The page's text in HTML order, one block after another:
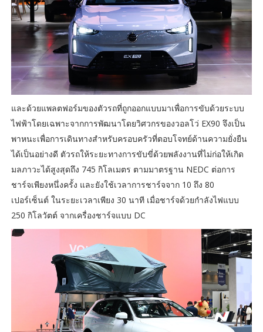
และด้วยแพลตฟอร์มของตัวรถที่ถูกออกแบบมาเพื่อการขับด้วยระบบ
ไฟฟ้าโดยเฉพาะจากการพัฒนาโดยวิศวกรของวอลโว่ EX90 จึงเป็น
พาหนะเพื่อการเดินทางสำหรับครอบครัวที่ตอบโจทย์ด้านความยั่งยืน
ได้เป็นอย่างดี ตัวรถให้ระยะทางการขับขี่ด้วยพลังงานที่ไม่ก่อให้เกิด
มลภาวะได้สูงสุดถึง 745 กิโลเมตร ตามมาตรฐาน NEDC ต่อการ
ชาร์จเพียงหนึ่งครั้ง และยังใช้เวลาการชาร์จจาก 10 ถึง 80
เปอร์เซ็นต์ ในระยะเวลาเพียง 30 นาที เมื่อชาร์จด้วยกำลังไฟแบบ
250 กิโลวัตต์ จากเครื่องชาร์จแบบ DC